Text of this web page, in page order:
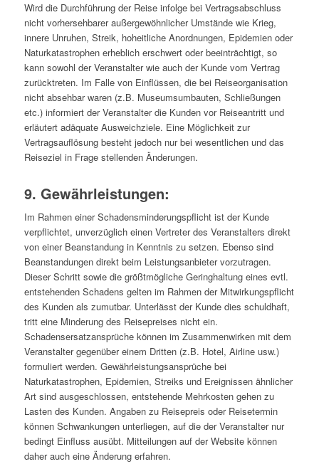
Wird die Durchführung der Reise infolge bei Vertragsabschluss
nicht vorhersehbarer außergewöhnlicher Umstände wie Krieg,
innere Unruhen, Streik, hoheitliche Anordnungen, Epidemien oder
Naturkatastrophen erheblich erschwert oder beeinträchtigt, so
kann sowohl der Veranstalter wie auch der Kunde vom Vertrag
zurücktreten. Im Falle von Einflüssen, die bei Reiseorganisation
nicht absehbar waren (z.B. Museumsumbauten, Schließungen
etc.) informiert der Veranstalter die Kunden vor Reiseantritt und
erläutert adäquate Ausweichziele. Eine Möglichkeit zur
Vertragsauflösung besteht jedoch nur bei wesentlichen und das
Reiseziel in Frage stellenden Änderungen.
9. Gewährleistungen:
Im Rahmen einer Schadensminderungspflicht ist der Kunde
verpflichtet, unverzüglich einen Vertreter des Veranstalters direkt
von einer Beanstandung in Kenntnis zu setzen. Ebenso sind
Beanstandungen direkt beim Leistungsanbieter vorzutragen.
Dieser Schritt sowie die größtmögliche Geringhaltung eines evtl.
entstehenden Schadens gelten im Rahmen der Mitwirkungspflicht
des Kunden als zumutbar. Unterlässt der Kunde dies schuldhaft,
tritt eine Minderung des Reisepreises nicht ein.
Schadensersatzansprüche können im Zusammenwirken mit dem
Veranstalter gegenüber einem Dritten (z.B. Hotel, Airline usw.)
formuliert werden. Gewährleistungsansprüche bei
Naturkatastrophen, Epidemien, Streiks und Ereignissen ähnlicher
Art sind ausgeschlossen, entstehende Mehrkosten gehen zu
Lasten des Kunden. Angaben zu Reisepreis oder Reisetermin
können Schwankungen unterliegen, auf die der Veranstalter nur
bedingt Einfluss ausübt. Mitteilungen auf der Website können
daher auch eine Änderung erfahren.